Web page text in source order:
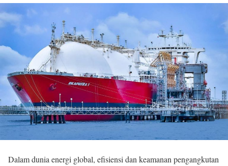
Dalam dunia energi global, efisiensi dan keamanan pengangkutan